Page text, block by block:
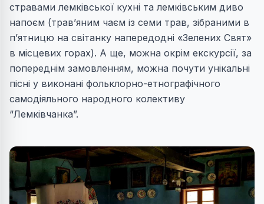
стравами лемківської кухні та лемківським диво
напоєм (трав’яним чаєм із семи трав, зібраними в
п’ятницю на світанку напередодні «Зелених Свят»
в місцевих горах). А ще, можна окрім екскурсії, за
попереднім замовленням, можна почути унікальні
пісні у виконані фольклорно-етнографічного
самодіяльного народного колективу
“Лемківчанка”.